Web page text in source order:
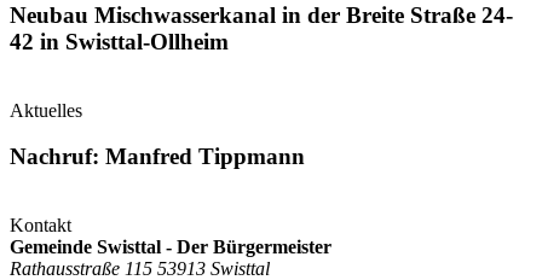
Neubau Mischwasserkanal in der Breite Straße 24-
42 in Swisttal-Ollheim
Aktuelles
Nachruf: Manfred Tippmann
Kontakt
Gemeinde Swisttal - Der Bürgermeister
Rathausstraße 115 53913 Swisttal